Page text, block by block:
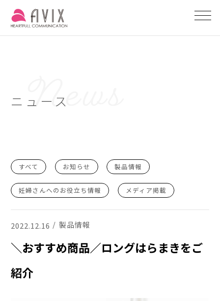
ニュース
すべて お知らせ 製品情報
妊婦さんへのお役立ち情報 メディア掲載
2022.12.16 製品情報
＼おすすめ商品／ロングはらまきをご
紹介